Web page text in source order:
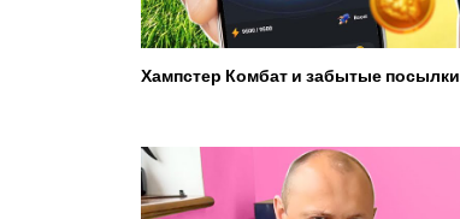
Хампстер Комбат и забытые посылки